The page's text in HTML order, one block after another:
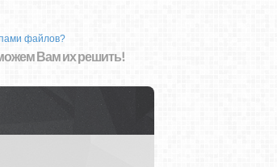
файлов?
Вам их решить!